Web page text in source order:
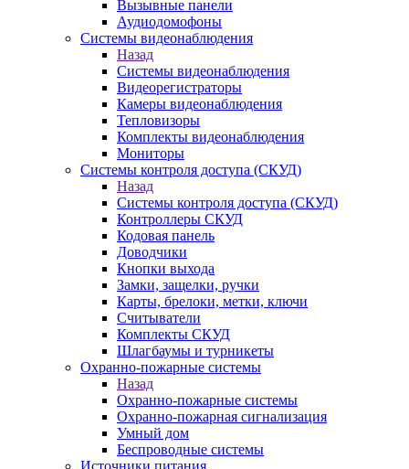
Вызывные панели
Аудиодомофоны
Системы видеонаблюдения
Назад
Системы видеонаблюдения
Видеорегистраторы
Камеры видеонаблюдения
Тепловизоры
Комплекты видеонаблюдения
Мониторы
Системы контроля доступа (СКУД)
Назад
Системы контроля доступа (СКУД)
Контроллеры СКУД
Кодовая панель
Доводчики
Кнопки выхода
Замки, защелки, ручки
Карты, брелоки, метки, ключи
Считыватели
Комплекты СКУД
Шлагбаумы и турникеты
Охранно-пожарные системы
Назад
Охранно-пожарные системы
Охранно-пожарная сигнализация
Умный дом
Беспроводные системы
Источники питания